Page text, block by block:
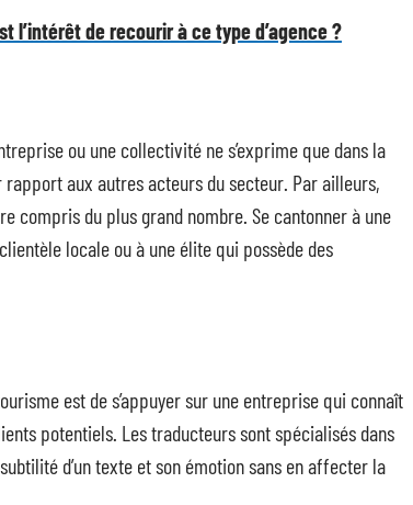
l’intérêt de recourir à ce type d’agence ?
ou une collectivité ne s’exprime que dans la
aux autres acteurs du secteur. Par ailleurs,
compris du plus grand nombre. Se cantonner à une
locale ou à une élite qui possède des
est de s’appuyer sur une entreprise qui connaît
potentiels. Les traducteurs sont spécialisés dans
d’un texte et son émotion sans en affecter la